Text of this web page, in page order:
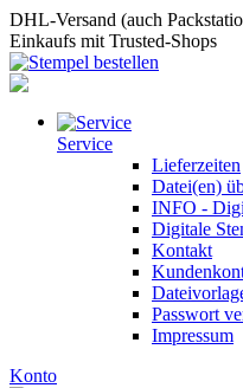
DHL-Versand (auch
Einkaufs mit Trusted-Shops
Service
Lieferzeiten
Datei(en)
INFO -
Digitale
Kontakt
Passwort
Impressum
Konto